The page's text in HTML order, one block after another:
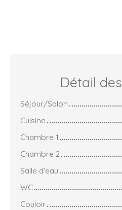
Détail des
Séjour/Salon
Cuisine
Chambre 1
Chambre 2
Salle d'eau
WC
Couloir